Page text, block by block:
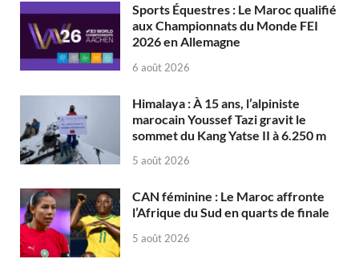
Sports Équestres : Le Maroc qualifié
aux Championnats du Monde FEI
2026 en Allemagne
6 août 2026
Himalaya : À 15 ans, l’alpiniste
marocain Youssef Tazi gravit le
sommet du Kang Yatse II à 6.250 m
5 août 2026
CAN féminine : Le Maroc affronte
l’Afrique du Sud en quarts de finale
5 août 2026